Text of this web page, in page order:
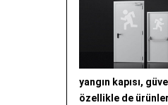
yangın kapısı,
özellikle de